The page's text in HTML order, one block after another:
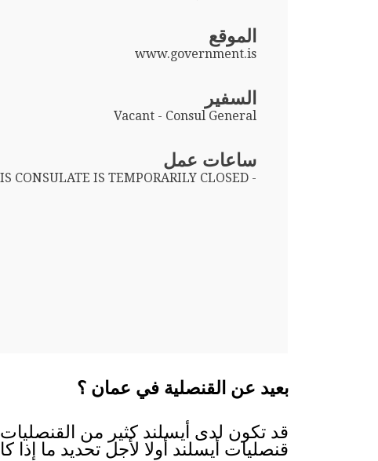
الموقع
www.government.is
السفير
Vacant - Consul General
ساعات عمل
CONSULATE IS TEMPORARILY CLOSED -
بعيد عن القنصلية في عمان ؟
قد تكون لدى أيسلند كثير من القنصليات
قنصليات أيسلند أولا لأجل تحديد ما إذا